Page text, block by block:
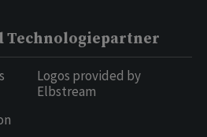
Technologiepartner
Logos provided by
Elbstream